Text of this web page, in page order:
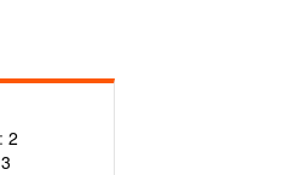
2
3